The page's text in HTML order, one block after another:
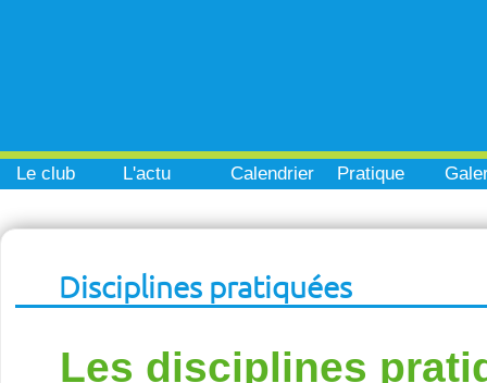
Le club L'actu Calendrier Pratique
Disciplines pratiquées
Les disciplines